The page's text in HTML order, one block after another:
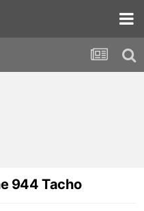
944 Tacho